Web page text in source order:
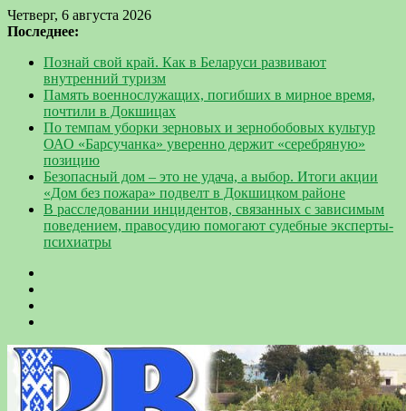
Четверг, 6 августа 2026
Последнее:
Познай свой край. Как в Беларуси развивают
внутренний туризм
Память военнослужащих, погибших в мирное время,
почтили в Докшицах
По темпам уборки зерновых и зернобобовых культур
ОАО «Барсучанка» уверенно держит «серебряную»
позицию
Безопасный дом – это не удача, а выбор. Итоги акции
«Дом без пожара» подвелт в Докшицком районе
В расследовании инцидентов, связанных с зависимым
поведением, правосудию помогают судебные эксперты-
психиатры